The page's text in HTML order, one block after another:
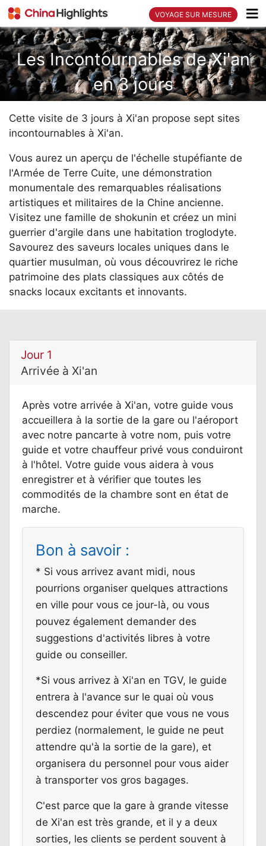
VOYAGE SUR MESURE
Les Incontournables de Xi'an
en 3 jours
Cette visite de 3 jours à Xi'an propose sept sites
incontournables à Xi'an.
Vous aurez un aperçu de l'échelle stupéfiante de
l'Armée de Terre Cuite, une démonstration
monumentale des remarquables réalisations
artistiques et militaires de la Chine ancienne.
Visitez une famille de shokunin et créez un mini
guerrier d'argile dans une habitation troglodyte.
Savourez des saveurs locales uniques dans le
quartier musulman, où vous découvrirez le riche
patrimoine des plats classiques aux côtés de
snacks locaux excitants et innovants.
Jour 1
Arrivée à Xi'an
Après votre arrivée à Xi'an, votre guide vous
accueillera à la sortie de la gare ou l'aéroport
avec notre pancarte à votre nom, puis votre
guide et votre chauffeur privé vous conduiront
à l'hôtel. Votre guide vous aidera à vous
enregistrer et à vérifier que toutes les
commodités de la chambre sont en état de
marche.
Bon à savoir :
* Si vous arrivez avant midi, nous
pourrions organiser quelques attractions
en ville pour vous ce jour-là, ou vous
pouvez également demander des
suggestions d'activités libres à votre
guide ou conseiller.
*Si vous arrivez à Xi'an en TGV, le guide
entrera à l'avance sur le quai où vous
descendez pour éviter que vous ne vous
perdiez (normalement, le guide ne peut
attendre qu'à la sortie de la gare), et
organisera du personnel pour vous aider
à transporter vos gros bagages.
C'est parce que la gare à grande vitesse
de Xi'an est très grande, et il y a deux
sorties, les clients se perdent souvent à